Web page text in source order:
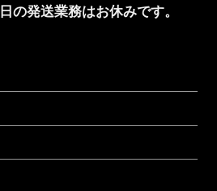
の発送業務はお休みです。